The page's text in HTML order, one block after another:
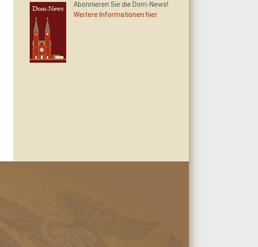
Abonnieren Sie die Dom-News!
Weitere Informationen hier.